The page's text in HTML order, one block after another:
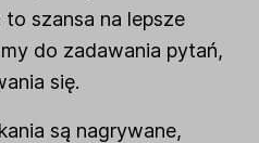
szansa na lepsze
do zadawania pytań,
się.
są nagrywane,